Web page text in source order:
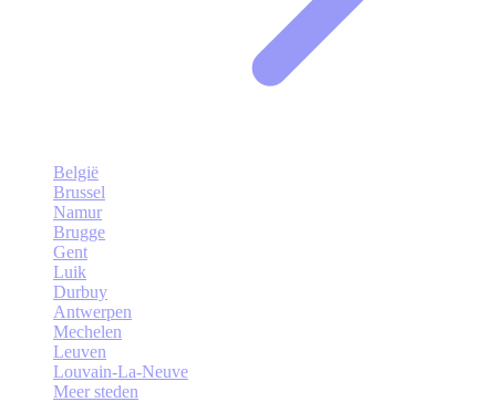
België
Brussel
Namur
Brugge
Gent
Luik
Durbuy
Antwerpen
Mechelen
Leuven
Louvain-La-Neuve
Meer steden